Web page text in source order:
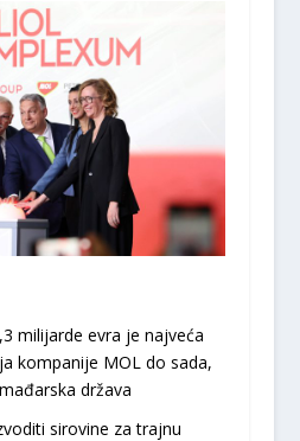
milijarde evra je najveća
kompanije MOL do sada,
država
sirovine za trajnu